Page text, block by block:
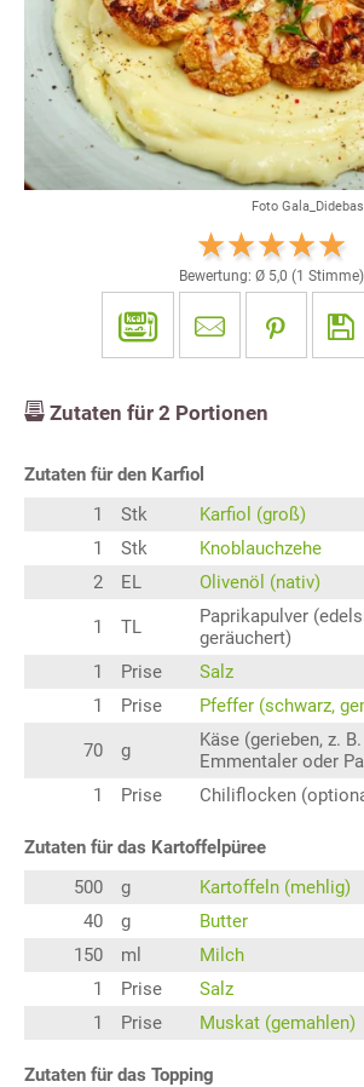
Foto
Bewertung: Ø 5,0 (1 Stimme)
Zutaten für 2 Portionen
Zutaten für den Karfiol
1
Stk
Karfiol (groß)
1
Stk
Knoblauchzehe
2
EL Olivenöl (nativ)
1 TL
Paprikapulver
geräuchert)
1
Prise
Salz
1
Prise Pfeffer (schwarz,
70 g
Käse (gerieben, z.
Emmentaler oder
1
Prise Chiliflocken
Zutaten für das Kartoffelpüree
500
g
Kartoffeln (mehlig)
40
g
Butter
150
ml
Milch
1
Prise
Salz
1
Prise Muskat (gemahlen)
Zutaten für das Topping